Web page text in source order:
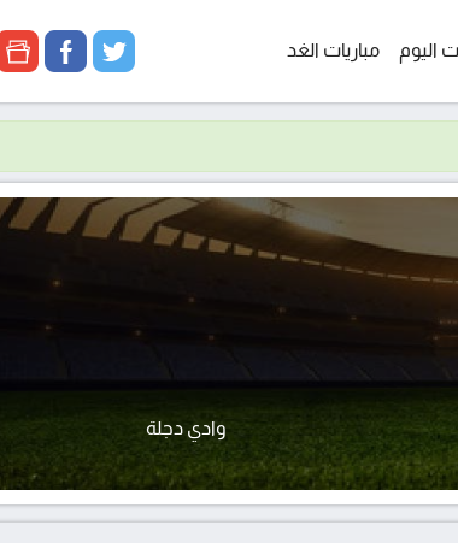
اليوم مباريات الغد twitter
facebook
وادي دجلة